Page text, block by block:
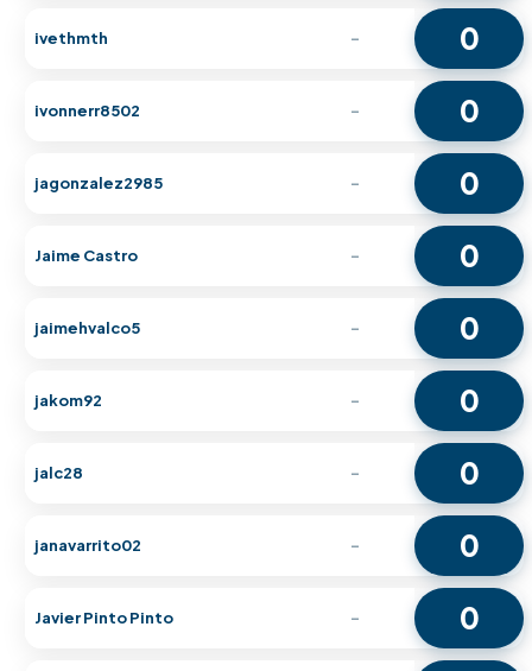
ivethmth - 0
ivonnerr8502 - 0
jagonzalez2985 - 0
Jaime Castro - 0
jaimehvalco5 - 0
jakom92 - 0
jalc28 - 0
janavarrito02 - 0
Javier Pinto Pinto - 0